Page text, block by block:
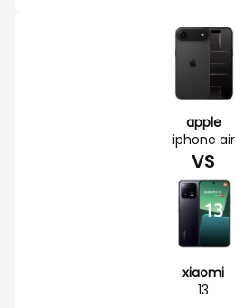
apple
iphone air
VS
xiaomi
13